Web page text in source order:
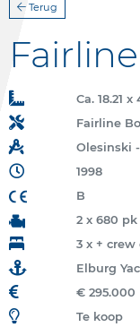
Terug
Ca. 18.21
Fairline
Olesinski
1998
B
2 x 680 pk
3 x + crew
Elburg
€ 295.000
Te koop